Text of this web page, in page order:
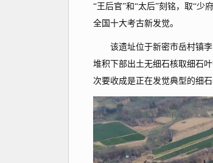
“王后官”和“太后”刻铭，取“少
全国十大考古新发觉。
该遗址位于新密市岳村镇李
堆积下部出土无细石核取细石
次要收成是正在发觉典型的细